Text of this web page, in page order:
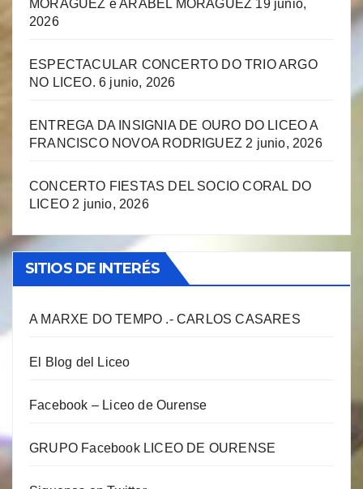
MORÁGUEZ e ARABEL MORÁGUEZ 19 junio,
2026
ESPECTACULAR CONCERTO DO TRIO ARGO
NO LICEO. 6 junio, 2026
ENTREGA DA INSIGNIA DE OURO DO LICEO A
FRANCISCO NOVOA RODRIGUEZ 2 junio, 2026
CONCERTO FIESTAS DEL SOCIO CORAL DO
LICEO 2 junio, 2026
SITIOS DE INTERÉS
A MARXE DO TEMPO .- CARLOS CASARES
El Blog del Liceo
Facebook – Liceo de Ourense
GRUPO Facebook LICEO DE OURENSE